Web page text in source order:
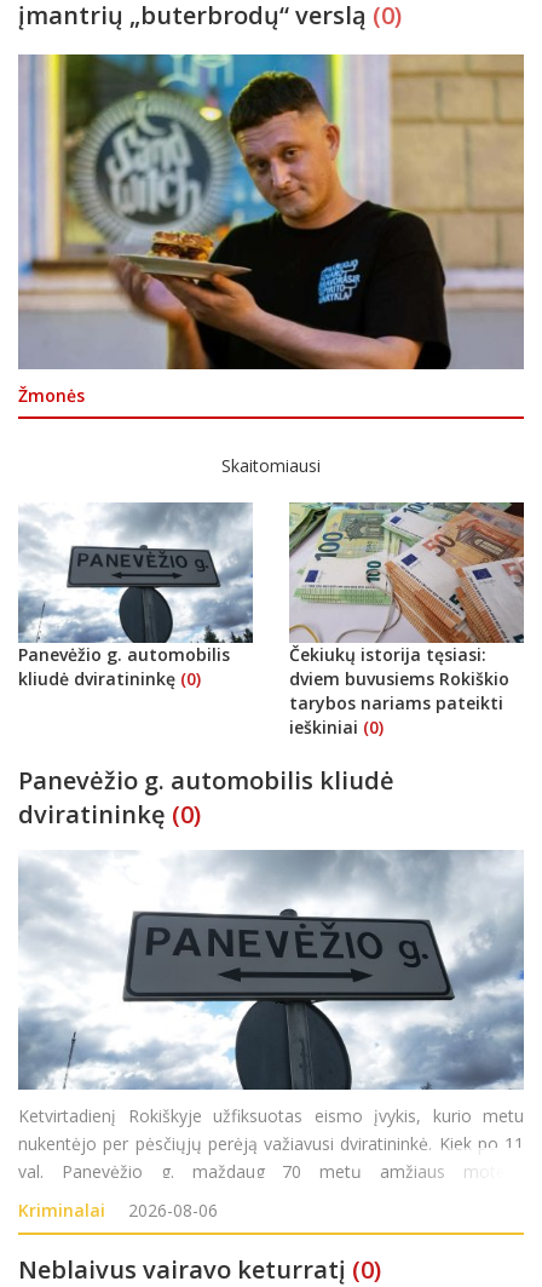
įmantrių „buterbrodų“ verslą (0)
Žmonės
Skaitomiausi
Panevėžio g. automobilis
kliudė dviratininkę (0)
Čekiukų istorija tęsiasi:
dviem buvusiems Rokiškio
tarybos nariams pateikti
ieškiniai (0)
Panevėžio g. automobilis kliudė
dviratininkę (0)
Ketvirtadienį Rokiškyje užfiksuotas eismo įvykis, kurio metu
nukentėjo per pėsčiųjų perėją važiavusi dviratininkė. Kiek po 11
val. Panevėžio g. maždaug 70 metų amžiaus moteris
važiuodama dviračiu kirto pėsčiųjų perėją. Tuo pačiu metu
važiavusi automobilio vairuotoja nespėjo laiku sustabdyti
Kriminalai 2026-08-06
Neblaivus vairavo keturratį (0)